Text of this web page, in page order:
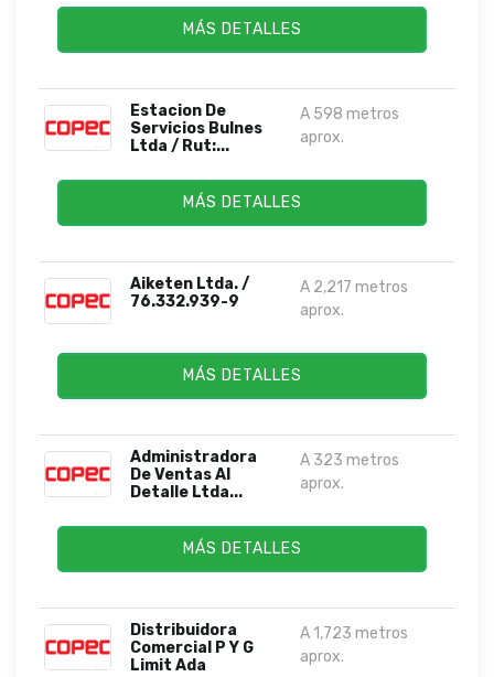
MÁS DETALLES
Estacion De
Servicios Bulnes
Ltda / Rut:...
A 598 metros
aprox.
MÁS DETALLES
Aiketen Ltda. /
76.332.939-9
A 2,217 metros
aprox.
MÁS DETALLES
Administradora
De Ventas Al
Detalle Ltda...
A 323 metros
aprox.
MÁS DETALLES
Distribuidora
Comercial P Y G
Limit Ada
A 1,723 metros
aprox.